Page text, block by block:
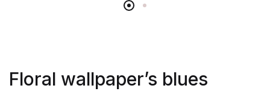
Floral wallpaper’s blues